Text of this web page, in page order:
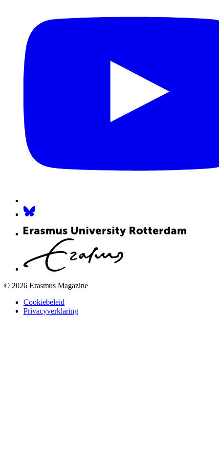
© 2026 Erasmus Magazine
Cookiebeleid
Privacyverklaring